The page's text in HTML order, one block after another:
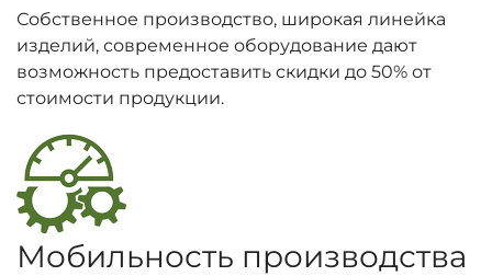
Собственное производство, широкая линейка
изделий, современное оборудование дают
возможность предоставить скидки до 50% от
стоимости продукции.
Мобильность производства